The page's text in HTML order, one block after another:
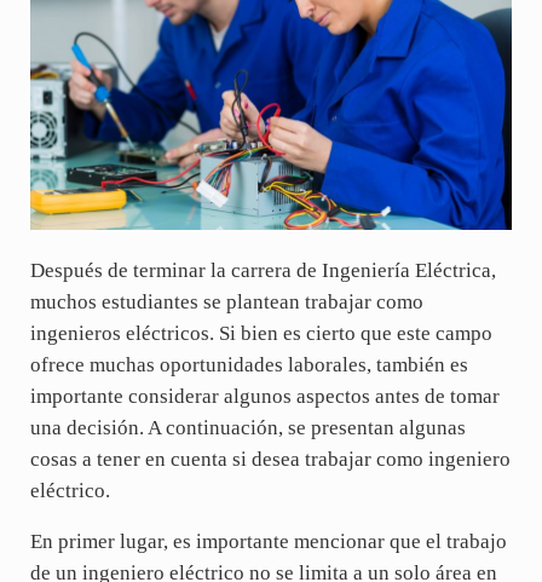
Después de terminar la carrera de Ingeniería Eléctrica,
muchos estudiantes se plantean trabajar como
ingenieros eléctricos. Si bien es cierto que este campo
ofrece muchas oportunidades laborales, también es
importante considerar algunos aspectos antes de tomar
una decisión. A continuación, se presentan algunas
cosas a tener en cuenta si desea trabajar como ingeniero
eléctrico.
En primer lugar, es importante mencionar que el trabajo
de un ingeniero eléctrico no se limita a un solo área en